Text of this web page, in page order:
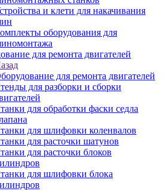
и клети для накачивания
оборудования для
для ремонта двигателей
для ремонта двигателей
для разборки и сборки
для обработки фаски седла
для шлифовки коленвалов
для расточки шатунов
для расточки блоков
для шлифовки блока